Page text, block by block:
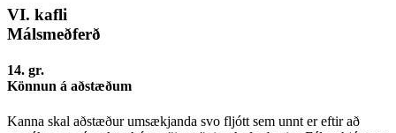
VI. kafli
Málsmeðferð
14. gr.
Könnun á aðstæðum
Kanna skal aðstæður umsækjanda svo fljótt sem unnt er eftir að